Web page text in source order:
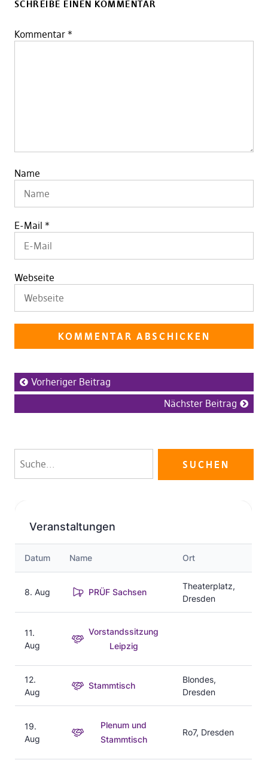
SCHREIBE EINEN KOMMENTAR
Kommentar *
Name
E-Mail *
Webseite
Vorheriger Beitrag
Nächster Beitrag